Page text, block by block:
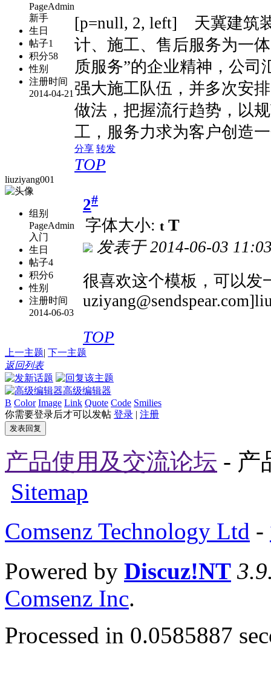
PageAdmin
新手
生日
帖子1
积分58
性别
注册时间
2014-04-21
[p=null, 2, left] 天冀建筑
计、施工、售后服务为一
质服务”的企业精神，公
强大施工队伍，并多次安
做法，把握流行趋势，以
工，服务力求为客户创造
分享 转发
TOP
liuziyang001
组别
PageAdmin
入门
生日
帖子4
积分6
性别
注册时间
2014-06-03
2#
字体大小: t T
发表于2014-06-03
很喜欢这个模板，可以发
TOP
上一主题| 下一主题
返回列表
高级编辑器
B Color Image Link Quote Code Smilies
你需要登录后才可以发帖 登录 | 注册
发表回复
产品使用及交流论坛 - 产
Sitemap
Comsenz Technology Ltd -
Powered by Discuz!NT
Comsenz Inc.
Processed in 0.0585887